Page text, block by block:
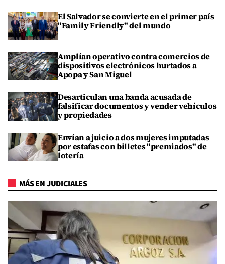
El Salvador se convierte en el primer país
"Family Friendly" del mundo
Amplían operativo contra comercios de
dispositivos electrónicos hurtados a
Apopa y San Miguel
Desarticulan una banda acusada de
falsificar documentos y vender vehículos
y propiedades
Envían a juicio a dos mujeres imputadas
por estafas con billetes "premiados" de
lotería
MÁS EN JUDICIALES